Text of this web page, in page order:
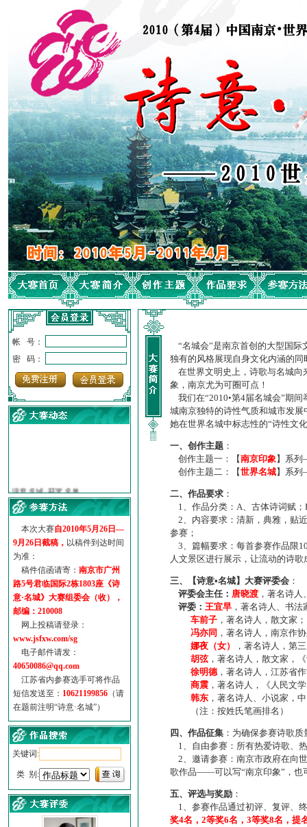
帐 号：
密 码：
·【诗意·名城】地铁展示作...
诗意名城·地铁时间
·地铁完美呈现【诗意·名城...
参赛作品多达5000多首
“诗意·名城”晒诗会
特别通知--致广大诗词爱好...
本次大赛自2010年5月26日—
9月26日截稿， 以稿件到达时间
为准：
稿件信函请寄： 南京市广州
路5号君临国际2栋1803座《诗
意·名城》大赛组委会（收），
邮编：210008
网上投稿请登录：
www.jsfxw.com/sg
电子邮件请发：
40650086@qq.com
江苏省内参赛选手可将作品
短信发送至： 10621199856 （请
在题前注明“诗意·名城”）
关键词:
类 别:
“名城会”是南京首创的大型国际
独有的风格展现自身文化内涵的
在世界文明史上，诗歌与名城向
象，南京尤为可圈可点！
我们在“2010•第4届名城会”期
城南京独特的诗性气质和城市发
她在世界名城中标志性的“诗性文
一、创作主题 ：
创作主题一：【南京印象】系
创作主题二：【世界名城】系
二、作品要求 ：
1、作品分类：A、古体诗词赋；
2、内容要求：清新，典雅，贴
参赛；
3、篇幅要求：每首参赛作品限
人文景区进行展示，让流动的诗
三、【诗意•名城】大赛评委会 ：
评委会主任： 唐晓渡 ，著名诗
评委： 王宜早 ，著名诗人、书
车前子 ，著名诗人，散文家；
冯亦同 ，著名诗人，南京作
娜夜（女）
，著名诗人，第
胡弦，著名诗人，散文家，
徐明德，著名诗人，江苏省
商震 ，著名诗人，《人民文
韩东 ，著名诗人、小说家，
（注：按姓氏笔画排名）
四、作品征集 ：为确保参赛诗歌
1、自由参赛：所有热爱诗歌、
2、邀请参赛：南京市政府在向
歌作品——可以写“南京印象”，也
五、评选与奖励 ：
1、参赛作品通过初评、复评、
奖4名，2等奖6名，3等奖8名，提